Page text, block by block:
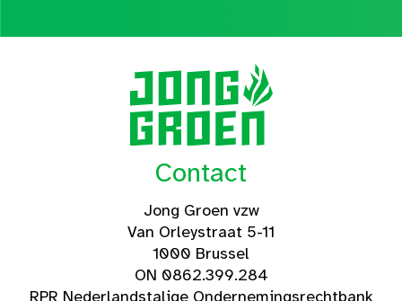
Contact
Jong Groen vzw
Van Orleystraat 5-11
1000 Brussel
ON 0862.399.284
RPR Nederlandstalige Ondernemingsrechtbank